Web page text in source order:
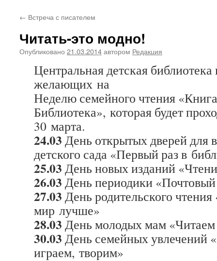
содержимому
← Встреча с писателем
Читать-это модно!
Опубликовано 21.03.2014автором Редакция
Центральная детская
желающих на
Неделю семейного чтения
Библиотека», которая будет
30 марта.
24.03 День открытых дверей для
детского сада «Первый раз в
25.03 День новых изданий
26.03 День периодики
27.03 День родительского
мир лучше»
28.03 День молодых мам
30.03 День семейных увлечений
играем, творим»